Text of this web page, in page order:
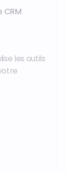
CRM
les outils